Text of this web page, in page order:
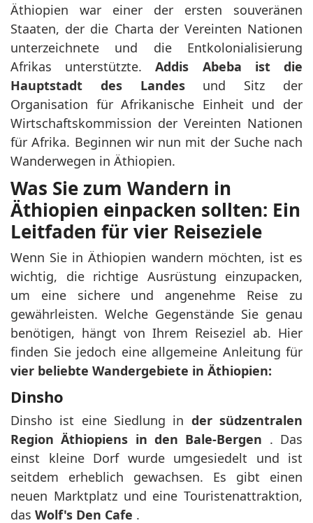
Äthiopien war einer der ersten souveränen
Staaten, der die Charta der Vereinten Nationen
unterzeichnete und die Entkolonialisierung
Afrikas unterstützte.Addis Abeba ist die
Hauptstadt des Landes und Sitz der
Organisation für Afrikanische Einheit und der
Wirtschaftskommission der Vereinten Nationen
für Afrika. Beginnen wir nun mit der Suche nach
Wanderwegen in Äthiopien.
Was Sie zum Wandern in
Äthiopien einpacken sollten: Ein
Leitfaden für vier Reiseziele
Wenn Sie in Äthiopien wandern möchten, ist es
wichtig, die richtige Ausrüstung einzupacken,
um eine sichere und angenehme Reise zu
gewährleisten. Welche Gegenstände Sie genau
benötigen, hängt von Ihrem Reiseziel ab. Hier
finden Sie jedoch eine allgemeine Anleitung für
vier beliebte Wandergebiete in Äthiopien:
Dinsho
Dinsho ist eine Siedlung in der südzentralen
Region Äthiopiens in den Bale-Bergen . Das
einst kleine Dorf wurde umgesiedelt und ist
seitdem erheblich gewachsen. Es gibt einen
neuen Marktplatz und eine Touristenattraktion,
das Wolf's Den Cafe .